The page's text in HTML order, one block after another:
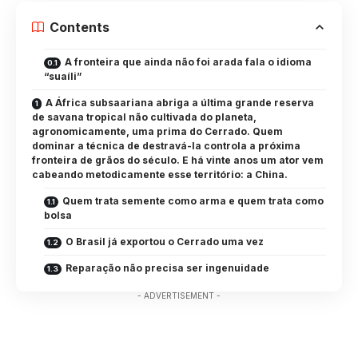
Contents
A fronteira que ainda não foi arada fala o idioma
“suaíli”
A África subsaariana abriga a última grande reserva
de savana tropical não cultivada do planeta,
agronomicamente, uma prima do Cerrado. Quem
dominar a técnica de destravá-la controla a próxima
fronteira de grãos do século. E há vinte anos um ator vem
cabeando metodicamente esse território: a China.
Quem trata semente como arma e quem trata como
bolsa
O Brasil já exportou o Cerrado uma vez
Reparação não precisa ser ingenuidade
- ADVERTISEMENT -